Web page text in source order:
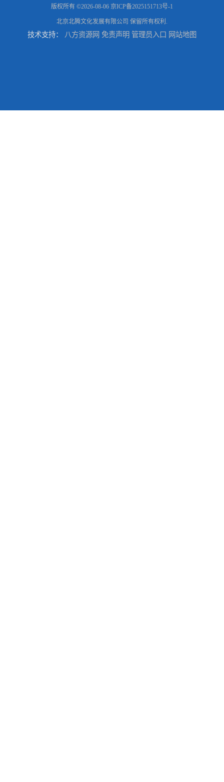
版权所有 ©2026-08-06 京ICP备2025151713号-1
北京北腾文化发展有限公司 保留所有权利.
技术支持： 八方资源网 免责声明 管理员入口 网站地图